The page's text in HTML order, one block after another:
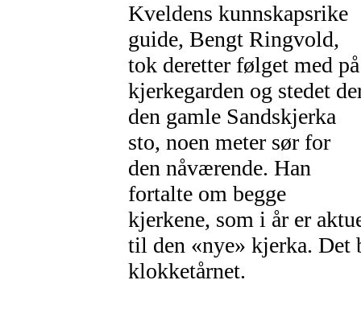
Kveldens kunnskapsrike
guide, Bengt Ringvold,
tok deretter følget med på
kjerkegarden og stedet
den gamle Sandskjerka
sto, noen meter sør for
den nåværende. Han
fortalte om begge
kjerkene, som i år er
til den «nye» kjerka. Det
klokketårnet.